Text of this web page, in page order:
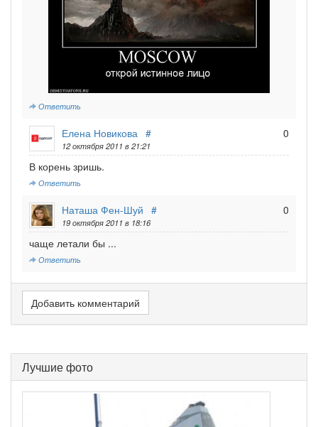
Ответить
0
Елена Новикова #
12 октября 2011 в 21:21
В корень зришь.
Ответить
0
Наташа Фен-Шуй #
19 октября 2011 в 18:16
чаще летали бы ...
Ответить
Добавить комментарий
Лучшие фото